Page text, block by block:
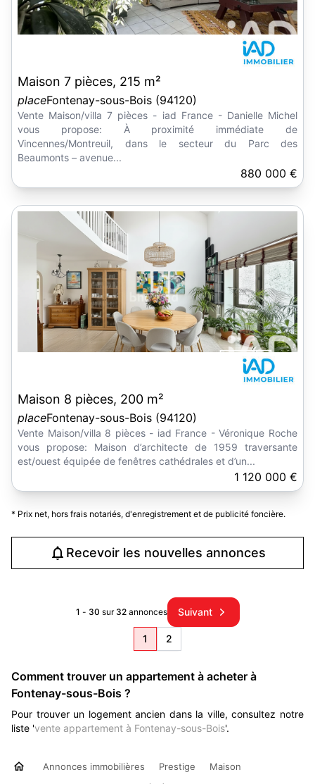
Maison 7 pièces, 215 m²
placeFontenay-sous-Bois (94120)
Vente Maison/villa 7 pièces - iad France - Danielle Michel
vous propose: À proximité immédiate de
Vincennes/Montreuil, dans le secteur du Parc des
Beaumonts – avenue...
880 000 €
Maison 8 pièces, 200 m²
placeFontenay-sous-Bois (94120)
Vente Maison/villa 8 pièces - iad France - Véronique Roche
vous propose: Maison d’architecte de 1959 traversante
est/ouest équipée de fenêtres cathédrales et d’un...
1 120 000 €
* Prix net, hors frais notariés, d'enregistrement et de publicité foncière.
Recevoir les nouvelles annonces
1 - 30 sur 32annonces Suivant
1 2
Comment trouver un appartement à acheter à
Fontenay-sous-Bois ?
Pour trouver un logement ancien dans la ville, consultez notre
liste 'vente appartement à Fontenay-sous-Bois'.
Annonces immobilières Prestige
Maison